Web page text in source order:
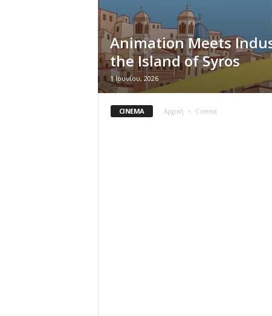
Animation Meets
the Island of Syros
1 Ιουνίου, 2026
CINEMA Αρχική Cinema